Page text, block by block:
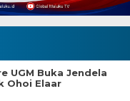
UGM Buka Jendela
Ohoi Elaar